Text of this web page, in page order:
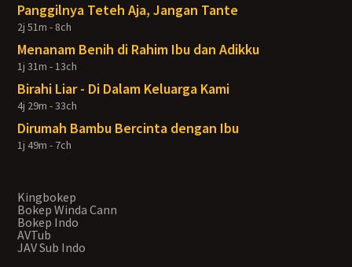
Panggilnya Teteh Aja, Jangan Tante
2j 51m - 8ch
Menanam Benih di Rahim Ibu dan Adikku
1j 31m - 13ch
Birahi Liar - Di Dalam Keluarga Kami
4j 29m - 33ch
Dirumah Bambu Bercinta dengan Ibu
1j 49m - 7ch
Kingbokep
Bokep Winda Cann
Bokep Indo
AVTub
JAV Sub Indo